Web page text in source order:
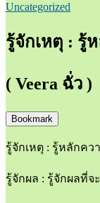
Uncategorized
รู้จักเหตุ : รู้
( Veera ฉั่ว )
Bookmark
รู้จักเหตุ : รู้หลักคว
รู้จักผล : รู้จักผลที่จ